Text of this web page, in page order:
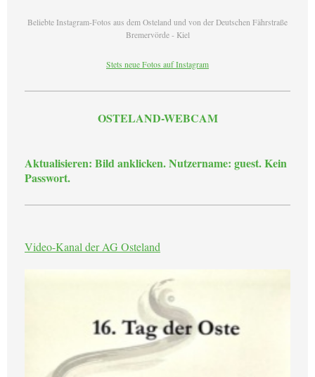
Beliebte Instagram-Fotos aus dem Osteland und von der Deutschen Fährstraße
Bremervörde - Kiel
Stets neue Fotos auf Instagram
OSTELAND-WEBCAM
Aktualisieren: Bild anklicken. Nutzername: guest. Kein
Passwort.
Video-Kanal der AG Osteland